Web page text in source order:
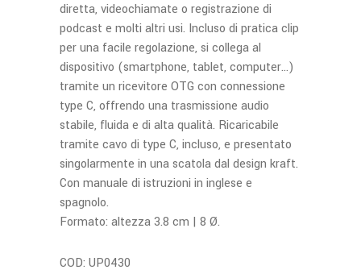
diretta, videochiamate o registrazione di
podcast e molti altri usi. Incluso di pratica clip
per una facile regolazione, si collega al
dispositivo (smartphone, tablet, computer…)
tramite un ricevitore OTG con connessione
type C, offrendo una trasmissione audio
stabile, fluida e di alta qualità. Ricaricabile
tramite cavo di type C, incluso, e presentato
singolarmente in una scatola dal design kraft.
Con manuale di istruzioni in inglese e
spagnolo.
Formato: altezza 3.8 cm | 8 Ø.
COD: UP0430